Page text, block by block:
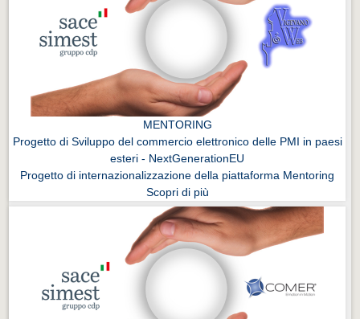
MENTORING
Progetto di Sviluppo del commercio elettronico delle PMI in paesi
esteri - NextGenerationEU
Progetto di internazionalizzazione della piattaforma Mentoring
Scopri di più